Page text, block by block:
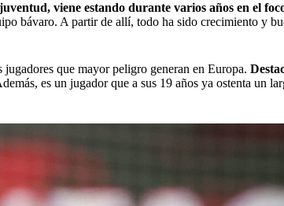
viene estando durante varios años en el
bávaro. A partir de allí, todo ha sido crecimiento y
que mayor peligro generan en Europa.
es un jugador que a sus 19 años ya ostenta un